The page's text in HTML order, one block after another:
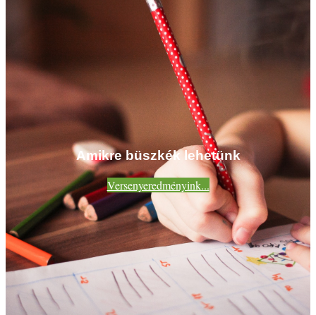
Amikre büszkék lehetünk
Versenyeredményink...